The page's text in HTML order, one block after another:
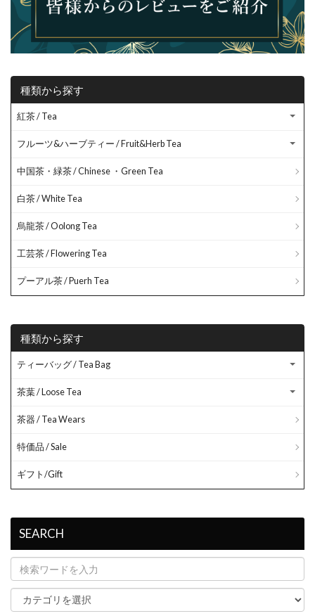
種類から探す
紅茶 / Tea
フルーツ&ハーブティー / Fruit&Herb Tea
中国茶・緑茶 / Chinese ・Green Tea
白茶 / White Tea
烏龍茶 / Oolong Tea
工芸茶 / Flowering Tea
プーアル茶 / Puerh Tea
種類から探す
ティーバッグ / Tea Bag
茶葉 / Loose Tea
茶器 / Tea Wears
特価品 / Sale
ギフト/Gift
SEARCH